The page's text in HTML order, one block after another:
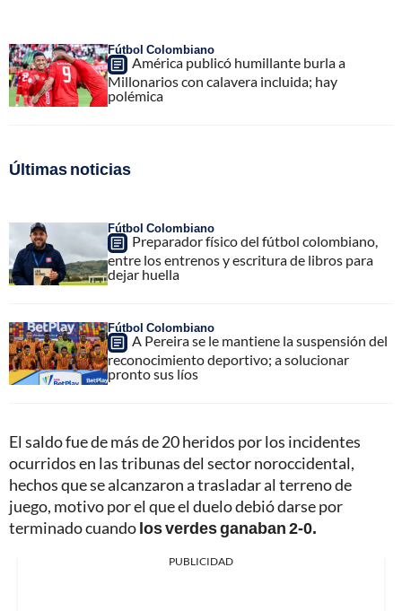
Fútbol Colombiano
América publicó humillante burla a
Millonarios con calavera incluida; hay
polémica
Últimas noticias
Fútbol Colombiano
Preparador físico del fútbol colombiano,
entre los entrenos y escritura de libros para
dejar huella
Fútbol Colombiano
A Pereira se le mantiene la suspensión del
reconocimiento deportivo; a solucionar
pronto sus líos
El saldo fue de más de 20 heridos por los incidentes
ocurridos en las tribunas del sector noroccidental,
hechos que se alcanzaron a trasladar al terreno de
juego, motivo por el que el duelo debió darse por
terminado cuandolos verdes ganaban 2-0.
PUBLICIDAD